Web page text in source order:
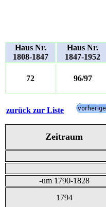
Haus Nr.
1808-1847
Haus Nr.
1847-1952
72 96/97
zurück zur Liste
Zeitraum
-um 1790-1828
1794